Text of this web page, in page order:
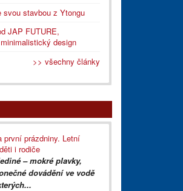
stavbou z Ytongu
JAP FUTURE,
design
>> všechny články
první prázdniny. Letní
i rodiče
– mokré plavky,
dovádění ve vodě